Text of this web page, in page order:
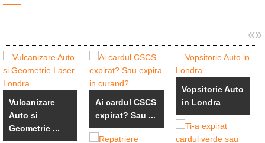
«»
Vulcanizare
Auto si
Geometrie ...
Ai cardul CSCS
expirat? Sau ...
Vopsitorie Auto
in Londra